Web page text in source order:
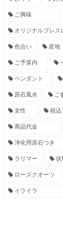
ご興味
オリジナルブレス
色合い 産地
ご予算内
ペンダント
原石風水 ご
女性 税込
商品代金
浄化用原石つき
ラリマー 状
ローズクオーツ
イライラ